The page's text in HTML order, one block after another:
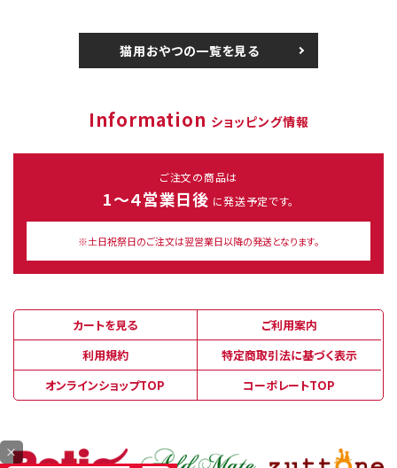
猫用おやつの一覧を見る
Information ショッピング情報
ご注文の商品は
1～４営業日後 に発送予定です。
※土日祝祭日のご注文は翌営業日以降の発送となります。
カートを見る
ご利用案内
利用規約
特定商取引法に基づく表示
オンラインショップTOP
コーポレートTOP
×